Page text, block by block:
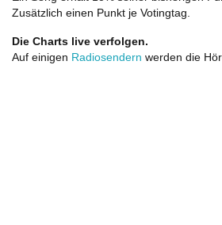
Zusätzlich einen Punkt je Votingtag.
Die Charts live verfolgen.
Auf einigen Radiosendern werden die